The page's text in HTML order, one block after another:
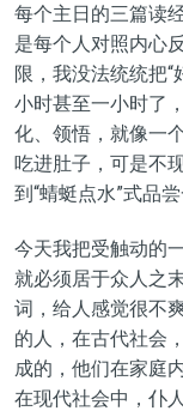
每个主日的三篇读
是每个人对照内心
限，我没法统统把
小时甚至一小时了
化、领悟，就像一
吃进肚子，可是不
到“蜻蜓点水”式品
今天我把受触动的
就必须居于众人之
词，给人感觉很不
的人，在古代社会
成的，他们在家庭
在现代社会中，仆